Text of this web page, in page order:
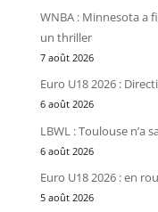
WNBA : Minnesota a
un thriller
7 août 2026
Euro U18 2026 :
6 août 2026
LBWL : Toulouse n’a
6 août 2026
Euro U18 2026 : en
5 août 2026